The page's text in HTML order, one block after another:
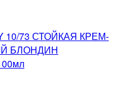
10/73 СТОЙКАЯ КРЕМ-
БЛОНДИН